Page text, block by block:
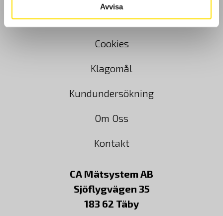
Avvisa
Köpvillkor
Cookies
Klagomål
Kundundersökning
Om Oss
Kontakt
CA Mätsystem AB
Sjöflygvägen 35
183 62 Täby